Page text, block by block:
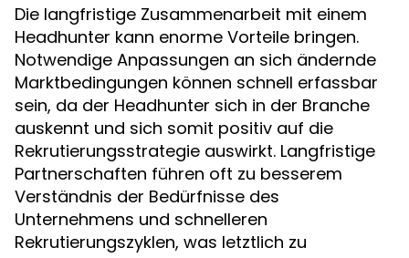
Die langfristige Zusammenarbeit mit einem
Headhunter kann enorme Vorteile bringen.
Notwendige Anpassungen an sich ändernde
Marktbedingungen können schnell erfassbar
sein, da der Headhunter sich in der Branche
auskennt und sich somit positiv auf die
Rekrutierungsstrategie auswirkt. Langfristige
Partnerschaften führen oft zu besserem
Verständnis der Bedürfnisse des
Unternehmens und schnelleren
Rekrutierungszyklen, was letztlich zu